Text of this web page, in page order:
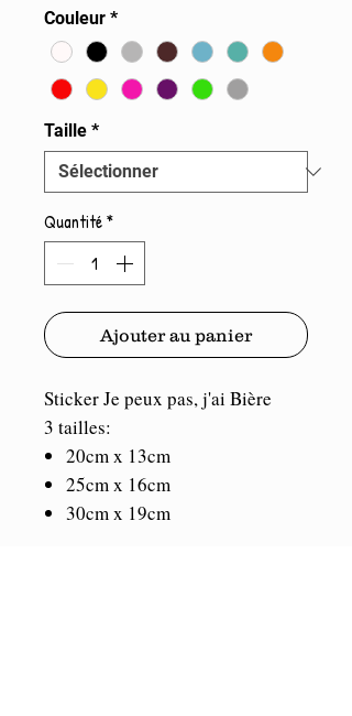
Couleur *
Taille *
Quantité*
Ajouter au panier
Sticker Je peux pas, j'ai Bière
3 tailles:
20cm x 13cm
25cm x 16cm
30cm x 19cm